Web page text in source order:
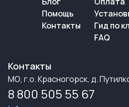
Помощь
Контакты
Гид по
FAQ
Контакты
МО, г.о. Красногорск, д.
8 800 505 55 67